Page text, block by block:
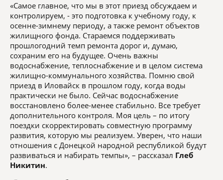
«Самое главное, что мы в этот приезд обсуждаем и
контролируем, - это подготовка к учебному году, к
осенне-зимнему периоду, а также ремонт объектов
жилищного фонда. Стараемся поддерживать
прошлогодний темп ремонта дорог и, думаю,
сохраним его на будущее. Очень важны
водоснабжение, теплоснабжение и в целом система
жилищно-коммунального хозяйства. Помню свой
приезд в Иловайск в прошлом году, когда воды
практически не было. Сейчас водоснабжение
восстановлено более-менее стабильно. Все требует
дополнительного контроля. Моя цель – по итогу
поездки скорректировать совместную программу
развития, которую мы реализуем. Уверен, что наши
отношения с Донецкой народной республикой будут
развиваться и набирать темпы», – рассказал Глеб
Никитин.